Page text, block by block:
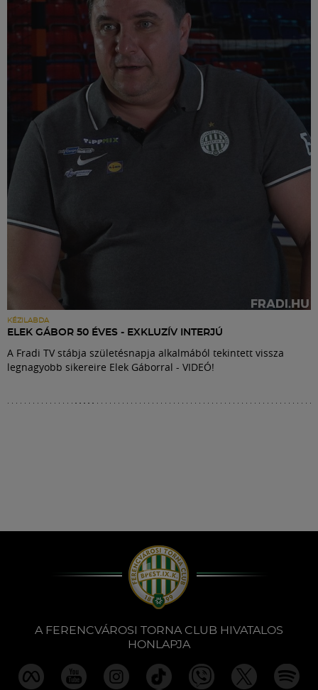
KÉZILABDA
ELEK GÁBOR 50 ÉVES - EXKLUZÍV INTERJÚ
A Fradi TV stábja születésnapja alkalmából tekintett vissza
legnagyobb sikereire Elek Gáborral - VIDEÓ!
A FERENCVÁROSI TORNA CLUB HIVATALOS
HONLAPJA